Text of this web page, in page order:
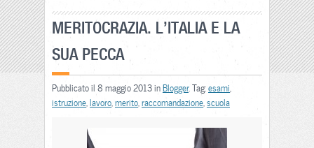
MERITOCRAZIA. L’ITALIA E LA
SUA PECCA
Pubblicato il 8 maggio 2013 inBlogger. Tag:esami
istruzione lavoro merito raccomandazione scuola